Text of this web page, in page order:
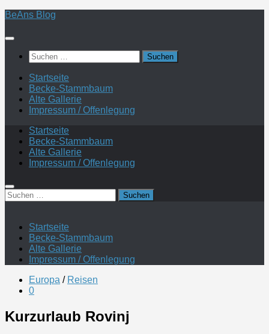
Zum
springen
BeAns Blog
Suchen
nach:
Startseite
Becke-Stammbaum
Alte Gallerie
Impressum / Offenlegung
Startseite
Becke-Stammbaum
Alte Gallerie
Impressum / Offenlegung
Suchen
nach:
Startseite
Becke-Stammbaum
Alte Gallerie
Impressum / Offenlegung
Europa / Reisen
0
Kurzurlaub Rovinj